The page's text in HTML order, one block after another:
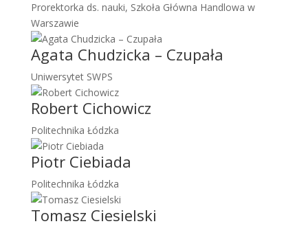
Prorektorka ds. nauki, Szkoła Główna Handlowa w
Warszawie
Agata Chudzicka – Czupała
Uniwersytet SWPS
Robert Cichowicz
Politechnika Łódzka
Piotr Ciebiada
Politechnika Łódzka
Tomasz Ciesielski